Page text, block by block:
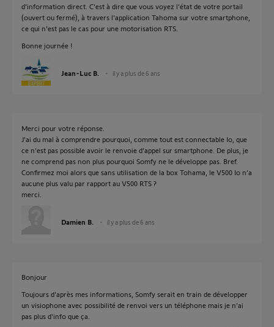
d'information direct. C'est à dire que vous voyez l'état de votre portail
(ouvert ou fermé), à travers l'application Tahoma sur votre smartphone,
ce qui n'est pas le cas pour une motorisation RTS.
Bonne journée !
Jean-Luc B. il y a plus de 6 ans
Merci pour votre réponse.
J’ai du mal à comprendre pourquoi, comme tout est connectable Io, que
ce n’est pas possible avoir le renvoie d’appel sur smartphone. De plus, je
ne comprend pas non plus pourquoi Somfy ne le développe pas. Bref.
Confirmez moi alors que sans utilisation de la box Tohama, le V500 Io n’a
aucune plus valu par rapport au V500 RTS ?
merci.
Damien B. il y a plus de 6 ans
Bonjour
Toujours d'après mes informations, Somfy serait en train de développer
un visiophone avec possibilité de renvoi vers un téléphone mais je n'ai
pas plus d'info que ça.